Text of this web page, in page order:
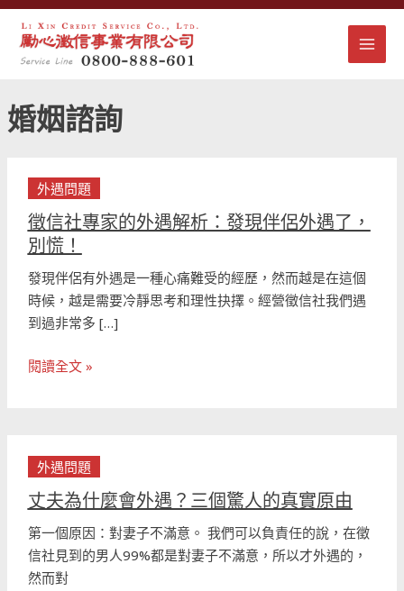
跳
內
容婚姻諮詢
外遇問題
徵信社專家的外遇解析：發現伴侶外遇了，
別慌！
發現伴侶有外遇是一種心痛難受的經歷，然而越是在這個
時候，越是需要冷靜思考和理性抉擇。經營徵信社我們遇
到過非常多 […]
信
社
專
家
的
外
遇
析：
侶
外
遇
了，
別
慌！
閱讀全文 »
外遇問題
丈夫為什麼會外遇？三個驚人的真實原由
第一個原因：對妻子不滿意。 我們可以負責任的說，在徵
信社見到的男人99%都是對妻子不滿意，所以才外遇的，
然而對
夫
為
什
麼
會
外
文